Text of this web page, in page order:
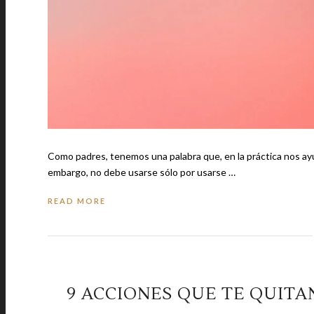
Como padres, tenemos una palabra que, en la práctica nos
embargo, no debe usarse sólo por usarse …
READ MORE
9 ACCIONES QUE TE